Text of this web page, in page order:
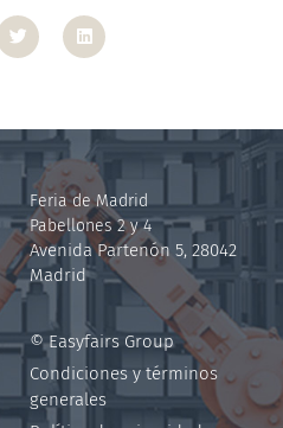
Feria de Madrid
Pabellones 2 y 4
Avenida Partenón 5, 28042
Madrid
© Easyfairs Group
Condiciones y términos
generales